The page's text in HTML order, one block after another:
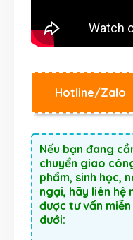
Hotline/Zalo
Nếu bạn đang
chuyển giao
phẩm, sinh học,
ngại, hãy liên hệ
được tư vấn
dưới: